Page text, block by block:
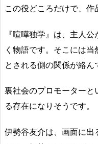
この役どころだけで、作
『喧嘩独学』は、主人
く物語です。そこには
とされる側の関係が絡ん
裏社会のプロモーターと
る存在になりそうです。
伊勢谷友介は、画面に